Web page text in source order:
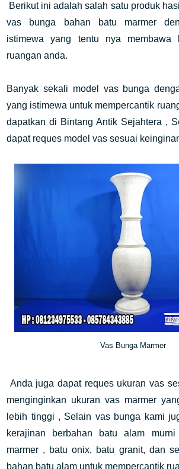
Berikut ini adalah salah satu produk
vas bunga bahan batu marmer
istimewa yang tentu nya membawa
ruangan anda.
Banyak sekali model vas bunga
yang istimewa untuk mempercantik
dapatkan di Bintang Antik Sejahtera ,
dapat reques model vas sesuai
Vas Bunga Marmer
Anda juga dapat reques ukuran vas
menginginkan ukuran vas marmer
lebih tinggi , Selain vas bunga kami
kerajinan berbahan batu alam
marmer , batu onix, batu granit, dan
bahan batu alam untuk mempercantik